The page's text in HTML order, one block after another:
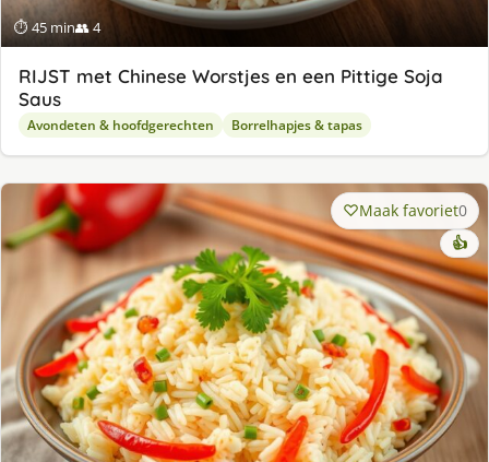
⏱ 45 min👥 4
RIJST met Chinese Worstjes en een Pittige Soja
Saus
Avondeten & hoofdgerechten Borrelhapjes & tapas
Maak favoriet0
👍